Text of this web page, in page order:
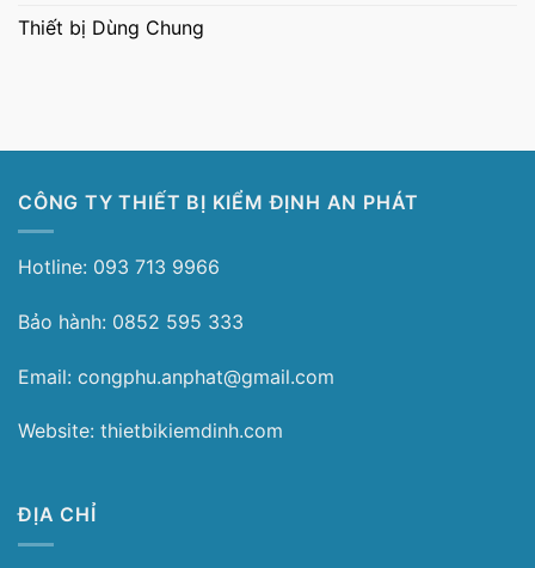
Thiết bị Dùng Chung
CÔNG TY THIẾT BỊ KIỂM ĐỊNH AN PHÁT
Hotline: 093 713 9966
Bảo hành: 0852 595 333
Email: congphu.anphat@gmail.com
Website: thietbikiemdinh.com
ĐỊA CHỈ